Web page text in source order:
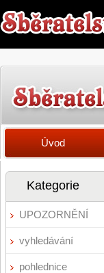
Úvod
Kategorie
UPOZORNĚNÍ
vyhledávání
pohlednice